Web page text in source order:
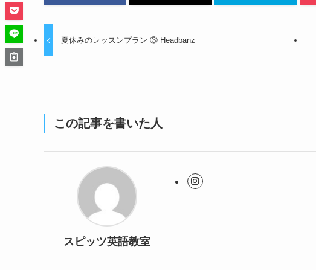
夏休みのレッスンプラン ③ Headbanz
この記事を書いた人
スピッツ英語教室